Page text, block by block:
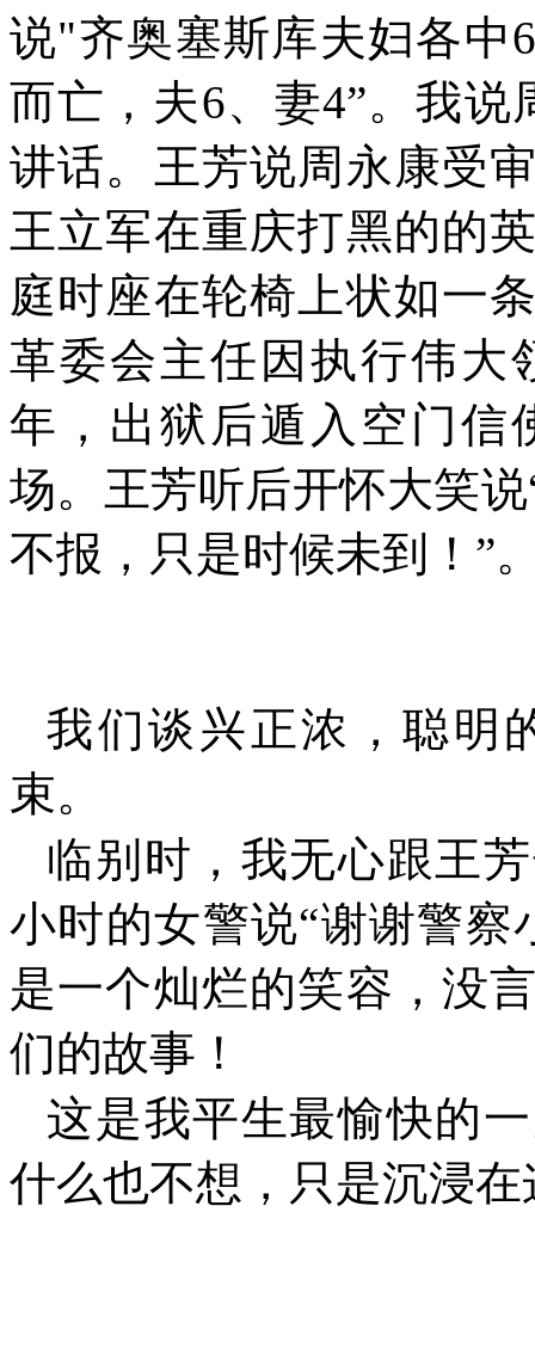
说"齐奥塞斯库夫妇各中
而亡，夫6、妻4”。我说
讲话。王芳说周永康受
王立军在重庆打黑的的
庭时座在轮椅上状如一
革委会主任因执行伟大
年，出狱后遁入空门信
场。王芳听后开怀大笑
不报，只是时候未到！”
我们谈兴正浓，聪明
束。
临别时，我无心跟王
小时的女警说“谢谢警
是一个灿烂的笑容，没
们的故事！
这是我平生最愉快的
什么也不想，只是沉浸